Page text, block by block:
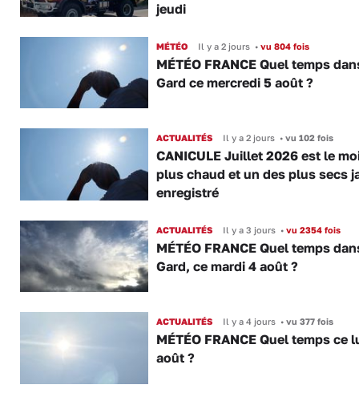
jeudi
MÉTÉO Il y a 2 jours •vu 804 fois
MÉTÉO FRANCE Quel temps
Gard ce mercredi 5 août ?
ACTUALITÉS Il y a 2 jours •vu 102 fois
CANICULE Juillet 2026 est le
plus chaud et un des plus secs
enregistré
ACTUALITÉS Il y a 3 jours •vu 2354 fois
MÉTÉO FRANCE Quel temps
Gard, ce mardi 4 août ?
ACTUALITÉS Il y a 4 jours •vu 377 fois
MÉTÉO FRANCE Quel temps ce
août ?